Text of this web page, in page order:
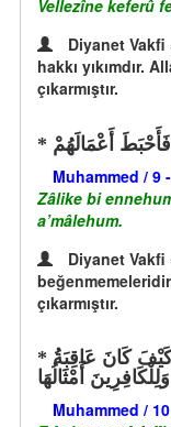
Vellezîne keferû
Diyanet
hakkı yıkımdır.
çıkarmıştır.
أَعْمَالَهُمْ
Muhammed / 9 -
Zâlike bi
a’mâlehum.
Diyanet
çıkarmıştır.
أَمْثَالُهَا
Muhammed /